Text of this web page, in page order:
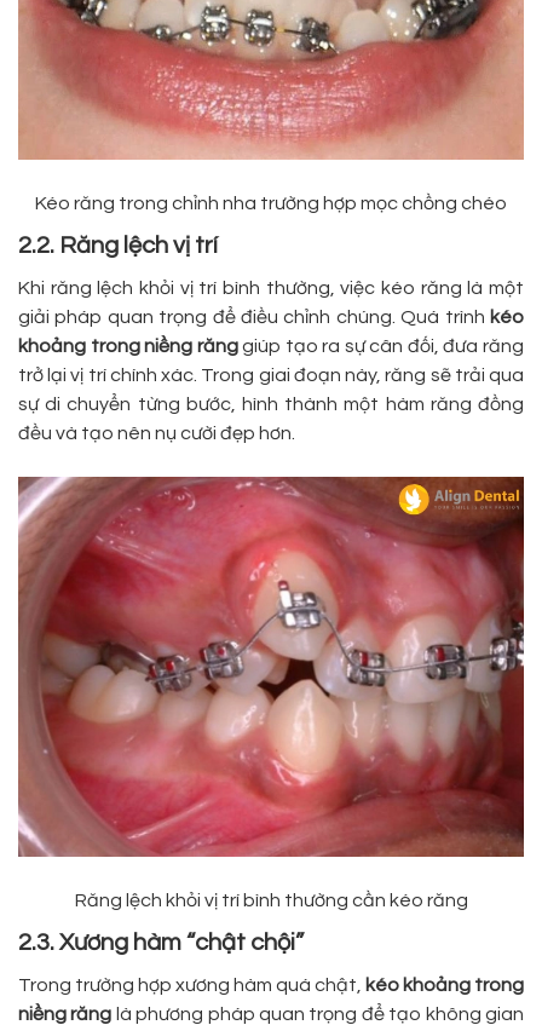
Kéo răng trong chỉnh nha trường hợp mọc chồng chéo
2.2. Răng lệch vị trí
Khi răng lệch khỏi vị trí bình thường, việc kéo răng là một
giải pháp quan trọng để điều chỉnh chúng. Quá trình kéo
khoảng trong niềng rănggiúp tạo ra sự cân đối, đưa răng
trở lại vị trí chính xác. Trong giai đoạn này, răng sẽ trải qua
sự di chuyển từng bước, hình thành một hàm răng đồng
đều và tạo nên nụ cười đẹp hơn.
Răng lệch khỏi vị trí bình thường cần kéo răng
2.3. Xương hàm “chật chội”
Trong trường hợp xương hàm quá chật, kéo khoảng trong
niềng răng là phương pháp quan trọng để tạo không gian